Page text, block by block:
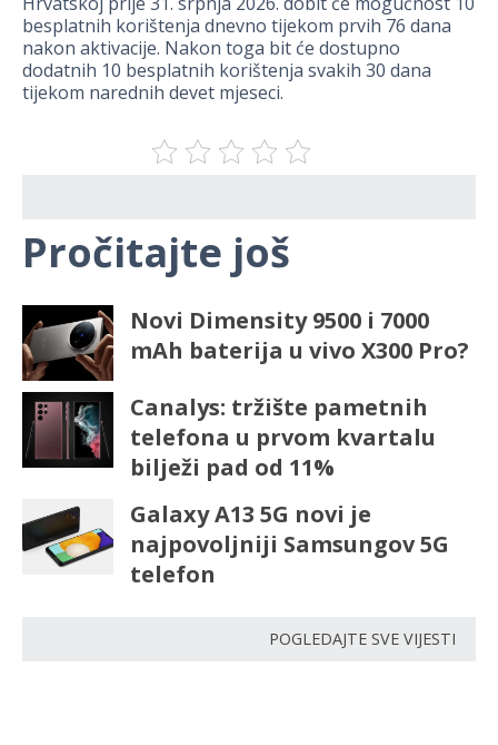
besplatnih korištenja dnevno tijekom prvih 76 dana
nakon aktivacije. Nakon toga bit će dostupno
dodatnih 10 besplatnih korištenja svakih 30 dana
tijekom narednih devet mjeseci.
Pročitajte još
Novi Dimensity 9500 i 7000
mAh baterija u vivo X300 Pro?
Canalys: tržište pametnih
telefona u prvom kvartalu
bilježi pad od 11%
Galaxy A13 5G novi je
najpovoljniji Samsungov 5G
telefon
POGLEDAJTE SVE VIJESTI